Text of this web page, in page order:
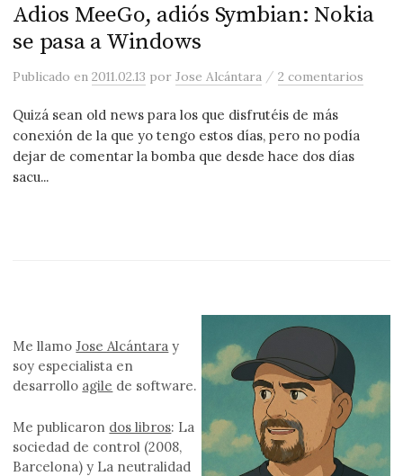
Adios MeeGo, adiós Symbian: Nokia
se pasa a Windows
Publicadoen2011.02.13 porJose Alcántara /2 comentarios
Quizá sean old news para los que disfrutéis de más
conexión de la que yo tengo estos días, pero no podía
dejar de comentar la bomba que desde hace dos días
sacu...
Me llamoJose Alcántara y
soy especialista en
desarrollo agile de software.
Me publicaron dos libros: La
sociedad de control (2008,
Barcelona) y La neutralidad